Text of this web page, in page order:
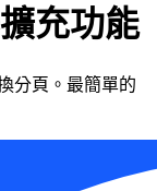
充功能
分頁。最簡單的